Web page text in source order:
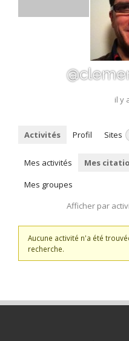
il y
Activités Profil Sites
Mes activités Mes
Mes groupes
Afficher par
Aucune activité n'a été
recherche.